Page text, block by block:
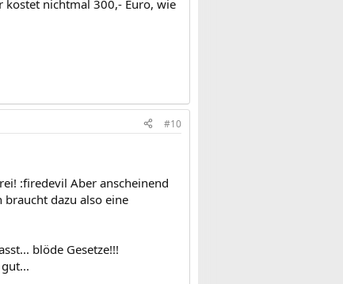
kostet nichtmal 300,- Euro, wie
#10
:firedevil Aber anscheinend
dazu also eine
blöde Gesetze!!!